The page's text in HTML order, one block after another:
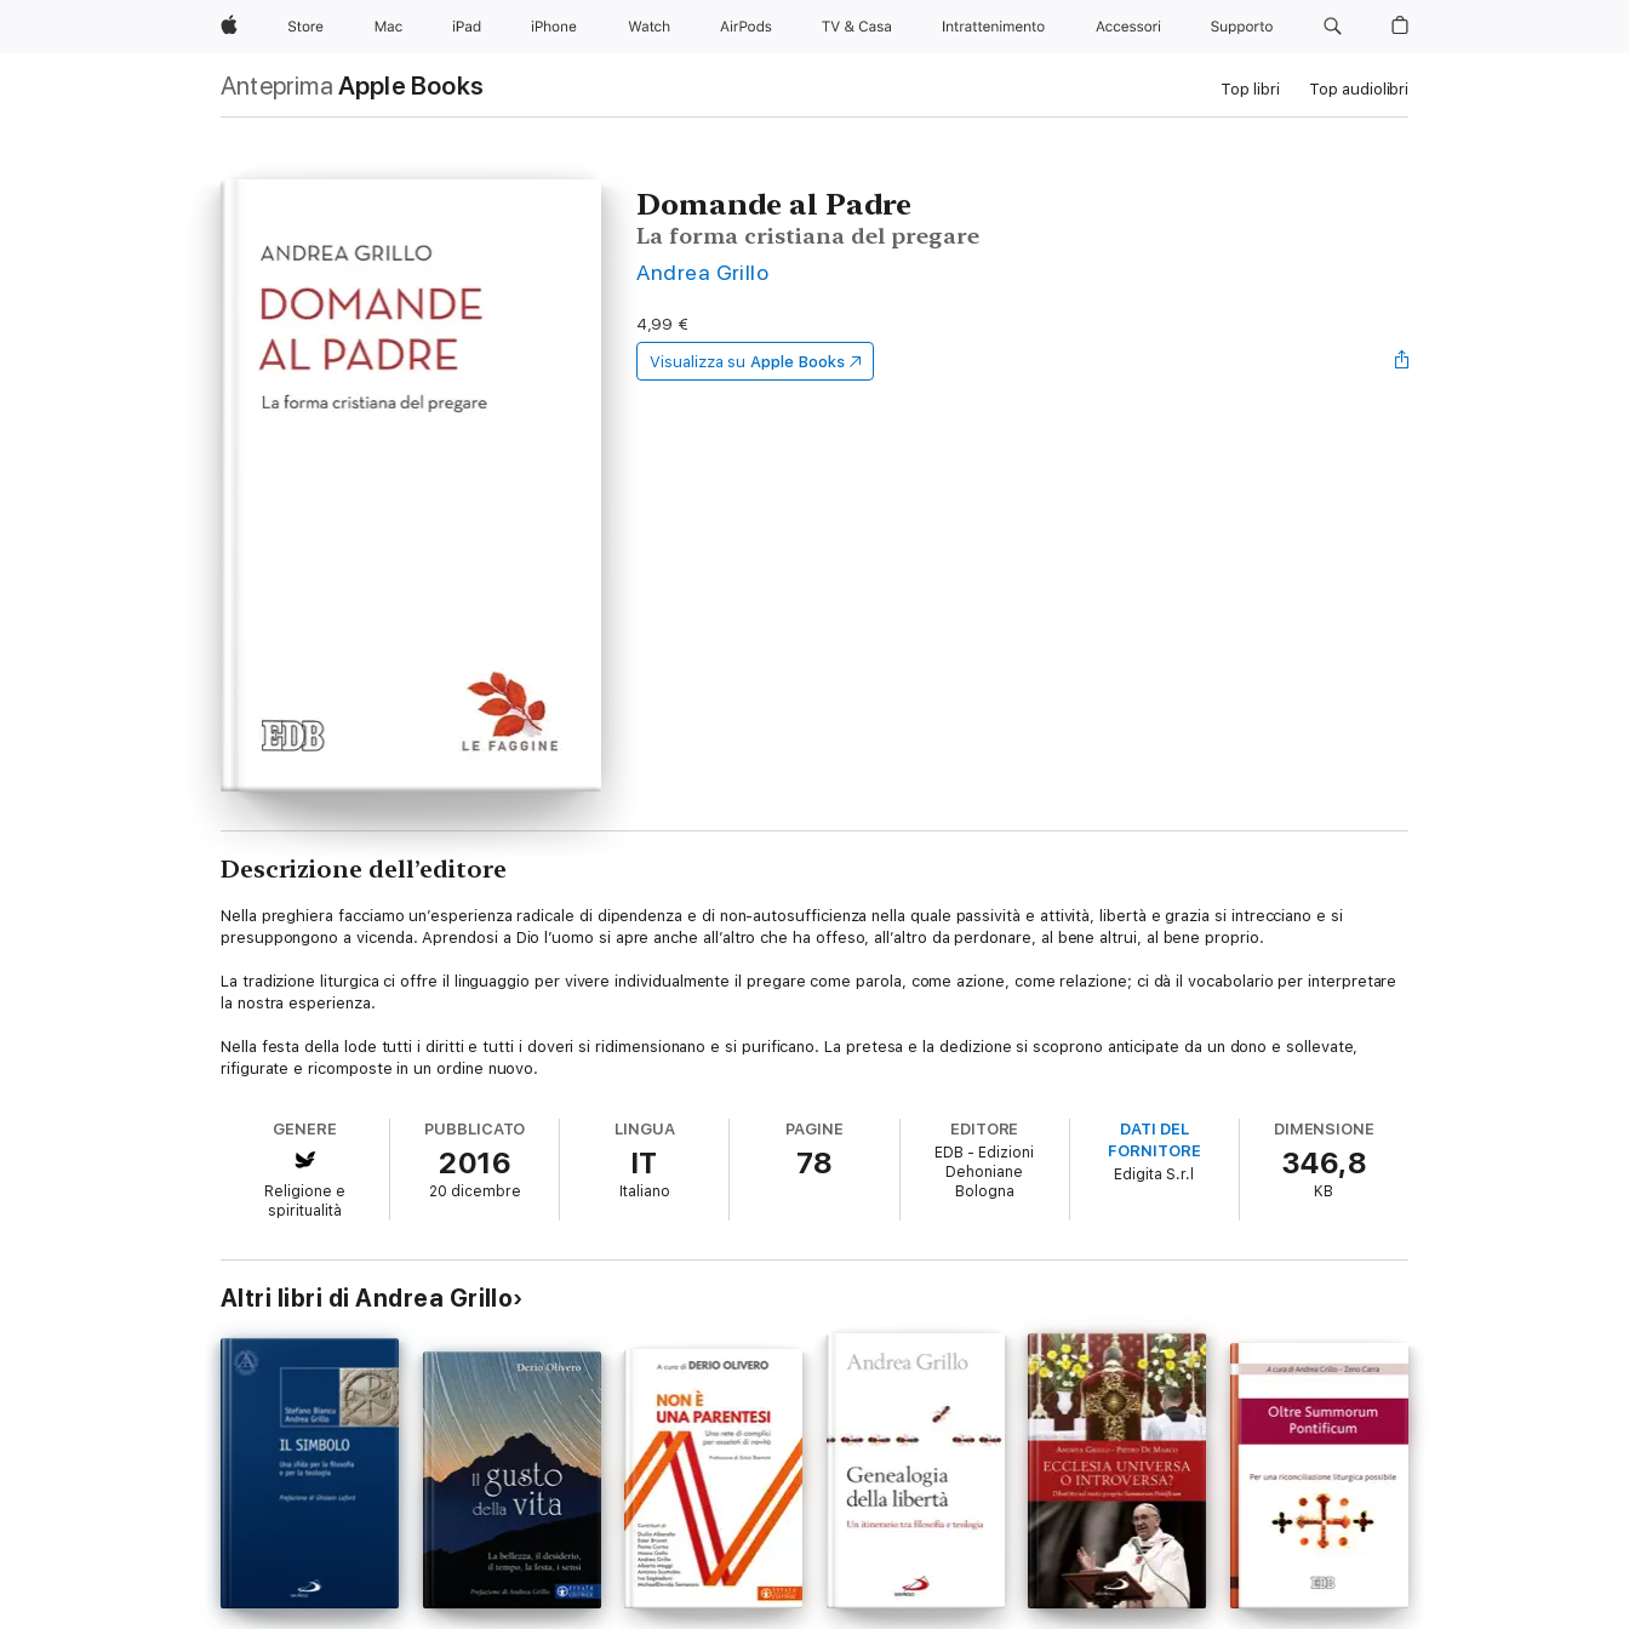
AppleStore Mac iPad iPhone Watch AirPods TV & Casa Intrattenimento Accessori Supporto
Anteprima Apple Books Top libri Top audiolibri
Domande al Padre
La forma cristiana del pregare
Andrea Grillo
4,99 €
Visualizza su Apple Books
Descrizione dell’editore
Nella preghiera facciamo un’esperienza radicale di dipendenza e di non-autosufficienza nella quale passività e attività, libertà e grazia si intrecciano e si
presuppongono a vicenda. Aprendosi a Dio l’uomo si apre anche all’altro che ha offeso, all’altro da perdonare, al bene altrui, al bene proprio.
La tradizione liturgica ci offre il linguaggio per vivere individualmente il pregare come parola, come azione, come relazione; ci dà il vocabolario per interpretare
la nostra esperienza.
Nella festa della lode tutti i diritti e tutti i doveri si ridimensionano e si purificano. La pretesa e la dedizione si scoprono anticipate da un dono e sollevate,
rifigurate e ricomposte in un ordine nuovo.
GENERE
Religione e
spiritualità
PUBBLICATO
2016
20 dicembre
LINGUA
IT
Italiano
PAGINE
78
EDITORE
EDB - Edizioni
Dehoniane
Bologna
DATI DEL
FORNITORE
Edigita S.r.l
DIMENSIONE
346,8
KB
Altri libri di Andrea Grillo